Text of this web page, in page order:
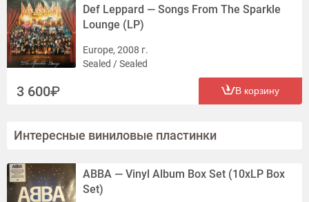
Def Leppard — Songs From The Sparkle
Lounge (LP)
Europe, 2008 г.
Sealed / Sealed
3 600 В корзину
Интересные виниловые пластинки
ABBA — Vinyl Album Box Set (10xLP Box
Set)